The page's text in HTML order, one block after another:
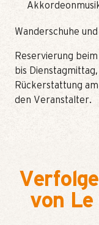
Wanderschuhe
Reservierung
bis
Rückerstattung
den Veranstalter.
von Le